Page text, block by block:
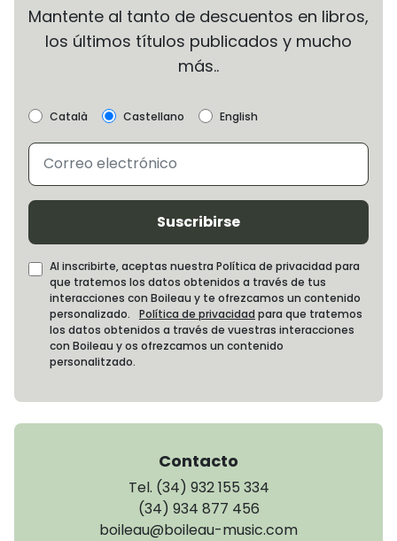
Mantente al tanto de descuentos en libros,
los últimos títulos publicados y mucho
más..
Català Castellano English
Suscribirse
Al inscribirte, aceptas nuestra Política de privacidad para
que tratemos los datos obtenidos a través de tus
interacciones con Boileau y te ofrezcamos un contenido
personalizado. Política de privacidad para que tratemos
los datos obtenidos a través de vuestras interacciones
con Boileau y os ofrezcamos un contenido
personalitzado.
Contacto
Tel. (34) 932 155 334
(34) 934 877 456
boileau@boileau-music.com